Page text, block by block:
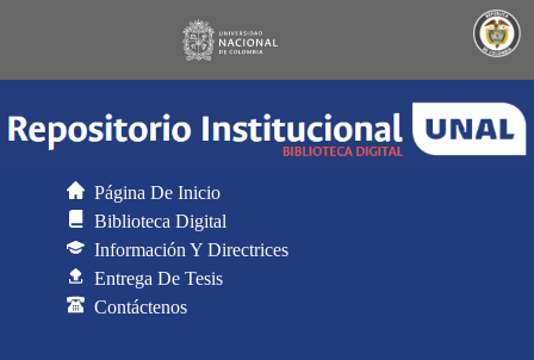
Página De Inicio
Biblioteca Digital
Información Y Directrices
Entrega De Tesis
Contáctenos